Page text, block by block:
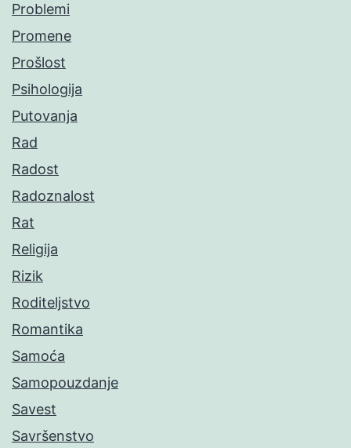
Problemi
Promene
Prošlost
Psihologija
Putovanja
Rad
Radost
Radoznalost
Rat
Religija
Rizik
Roditeljstvo
Romantika
Samoća
Samopouzdanje
Savest
Savršenstvo